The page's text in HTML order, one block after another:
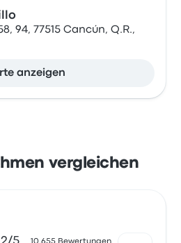
94, 77515 Cancún, Q.R.,
anzeigen
vergleichen
10.655 Bewertungen